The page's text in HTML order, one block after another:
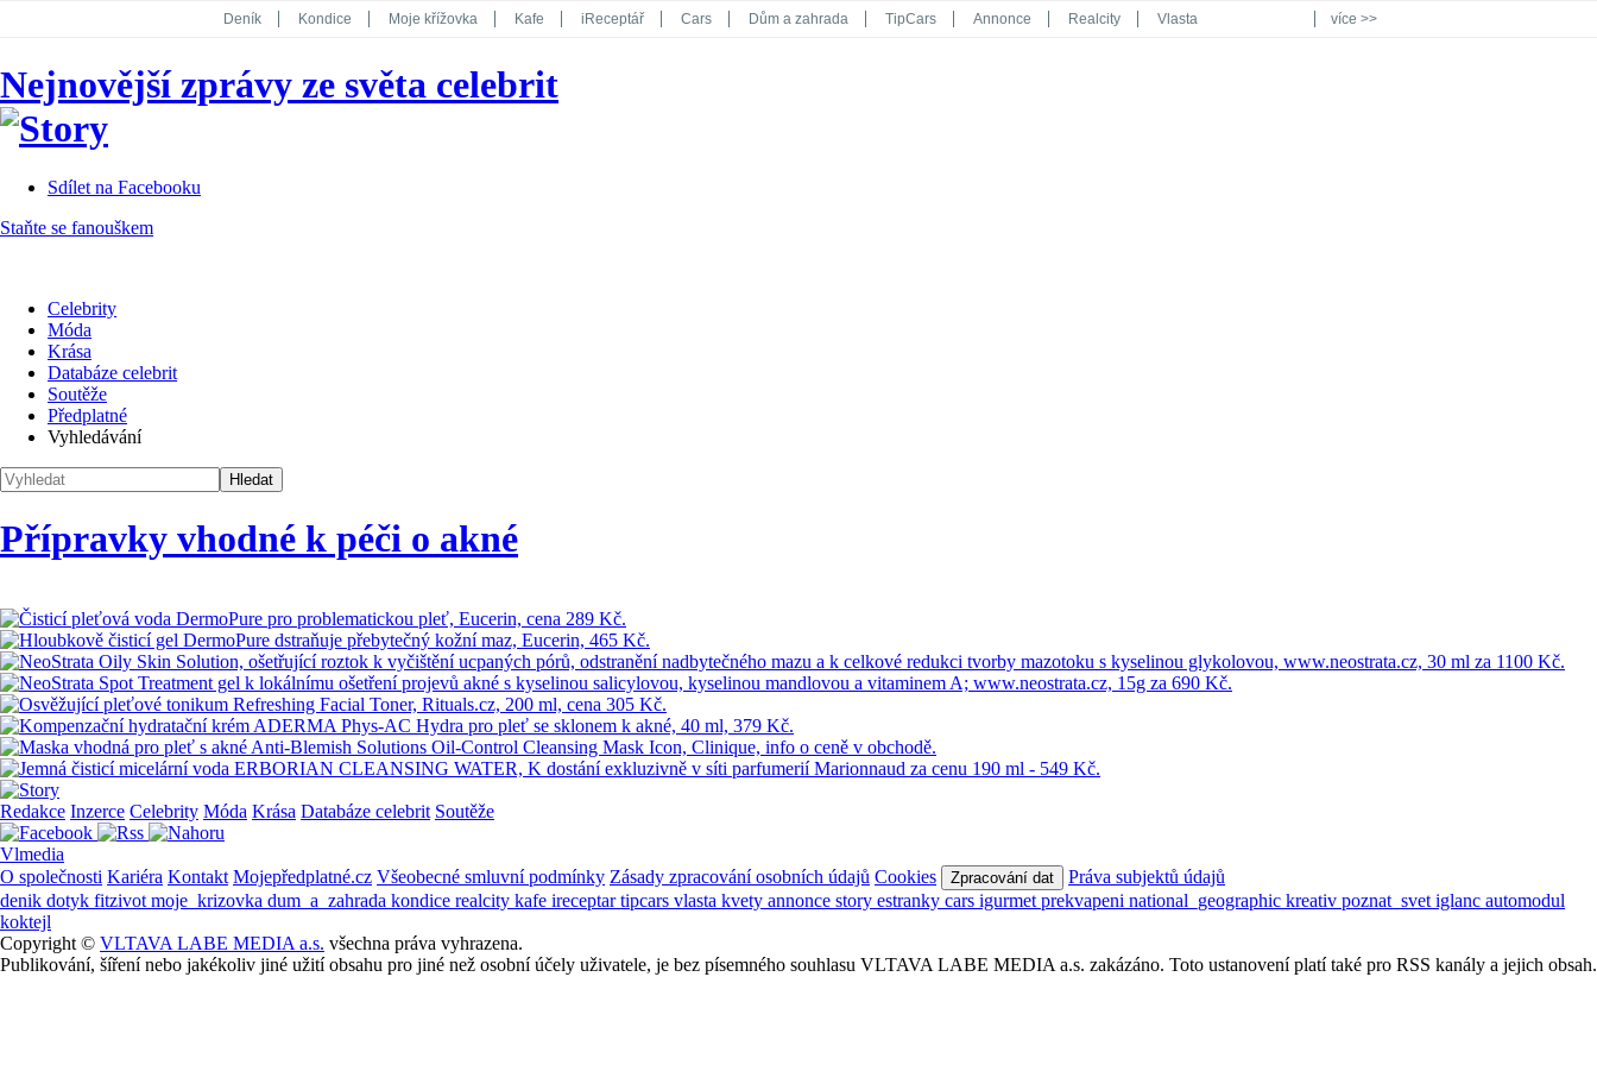
Deník Kondice Moje křížovka Kafe iReceptář Cars Dům a zahrada TipCars Annonce Realcity Vlasta
Koktejl
více >>
Nejnovější zprávy ze světa celebrit
Sdílet na Facebooku
Staňte se fanouškem
Celebrity
Móda
Krása
Databáze celebrit
Soutěže
Předplatné
Vyhledávání
Přípravky vhodné k péči o akné
Redakce Inzerce Celebrity Móda Krása Databáze celebrit Soutěže
Vlmedia
O společnosti Kariéra Kontakt Mojepředplatné.cz Všeobecné smluvní podmínky Zásady zpracování osobních údajů Cookies Zpracování dat
Práva subjektů údajů
denik dotyk fitzivot moje_krizovka dum_a_zahrada kondice realcity kafe ireceptartipcars vlasta kvety annonce story estranky cars igurmet prekvapeni national_geographic kreativ poznat_svet iglanc automodul
koktejl
Copyright © VLTAVA LABE MEDIA a.s. všechna práva vyhrazena.
Publikování, šíření nebo jakékoliv jiné užití obsahu pro jiné než osobní účely uživatele, je bez písemného souhlasu VLTAVA LABE MEDIA a.s. zakázáno. Toto ustanovení platí také pro RSS kanály a jejich obsah.